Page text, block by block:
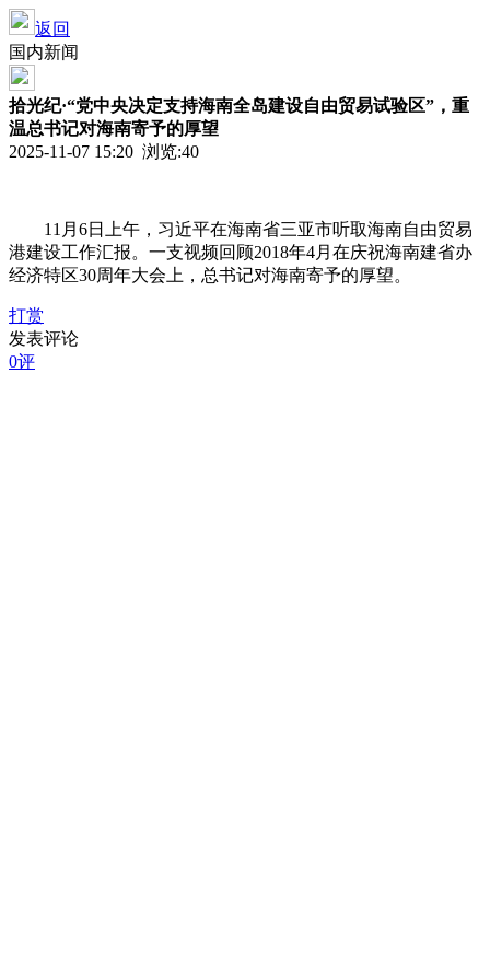
返回
国内新闻
拾光纪·“党中央决定支持海南全岛建设自由贸易试验区”，重
温总书记对海南寄予的厚望
2025-11-07 15:20 浏览:40
11月6日上午，习近平在海南省三亚市听取海南自由贸易
港建设工作汇报。一支视频回顾2018年4月在庆祝海南建省办
经济特区30周年大会上，总书记对海南寄予的厚望。
打赏
发表评论
0评